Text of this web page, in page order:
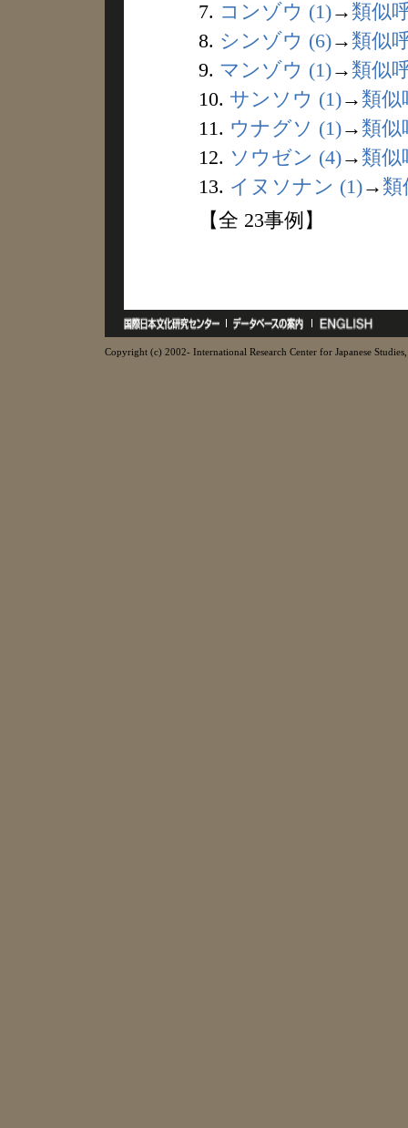
7. コンゾウ (1)→ 類似
8. シンゾウ (6)→ 類似
9. マンゾウ (1)→ 類似
10. サンソウ (1)→ 類似
11. ウナグソ (1)→ 類似
12. ソウゼン (4)→ 類似
13. イヌソナン (1)→ 類
【全 23事例】
Copyright (c) 2002- International Research Center for Japanese